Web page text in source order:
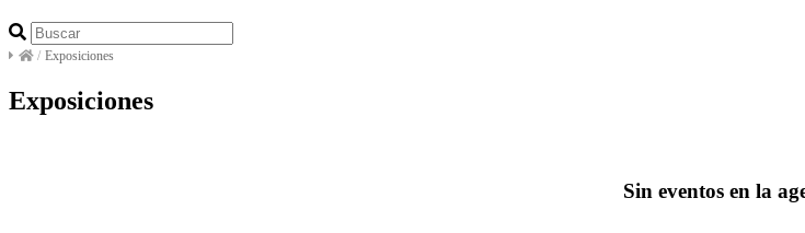
/ Exposiciones
Exposiciones
Sin eventos en la